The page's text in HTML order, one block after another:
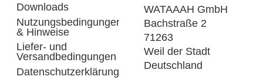
Downloads
Nutzungsbedingungen
& Hinweise
Liefer- und
Versandbedingungen
Datenschutzerklärung
WATAAAH GmbH
Bachstraße 2
71263
Weil der Stadt
Deutschland